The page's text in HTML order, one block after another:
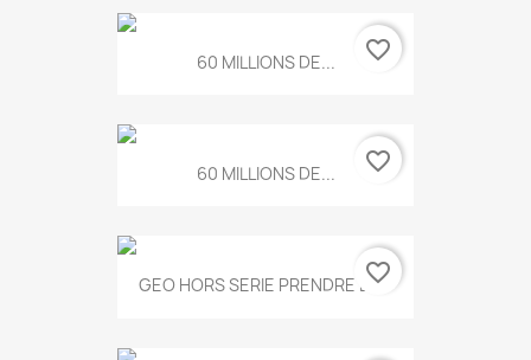
60 MILLIONS DE... favorite_border
60 MILLIONS DE... favorite_border
GEO HORS SERIE PRENDRE LE...
favorite_border